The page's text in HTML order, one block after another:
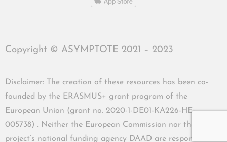
Copyright © ASYMPTOTE 2021 – 2023
Disclaimer: The creation of these resources has been co-
founded by the ERASMUS+ grant program of the
European Union (grant no. 2020-1-DE01-KA226-HE-
005738) . Neither the European Commission nor the
project’s national funding agency DAAD are responsible